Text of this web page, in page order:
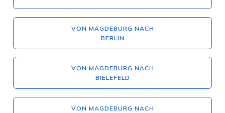
VON MAGDEBURG NACH
BERLIN
VON MAGDEBURG NACH
BIELEFELD
VON MAGDEBURG NACH